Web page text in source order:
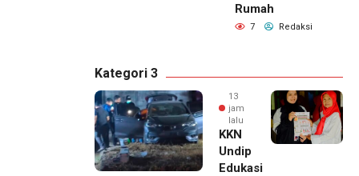
Rumah
7 Redaksi
Kategori 3
13
jam
lalu
KKN
Undip
Edukasi